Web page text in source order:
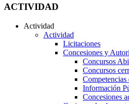
ACTIVIDAD
Actividad
Actividad
Licitaciones
Concesiones y
Concursos
Concursos
Competencias
Información
Concesiones